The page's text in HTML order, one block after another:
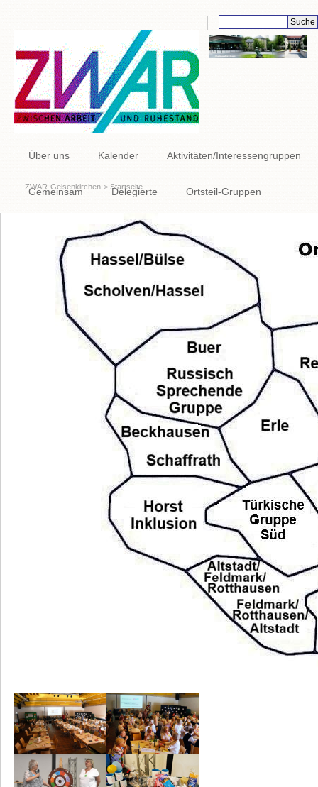
Suchbegriffe
Navigation
Über uns Kalender Aktivitäten/Interessengruppen
Gemeinsam Delegierte Ortsteil-Gruppen
ZWAR-Gelsenkirchen Startseite